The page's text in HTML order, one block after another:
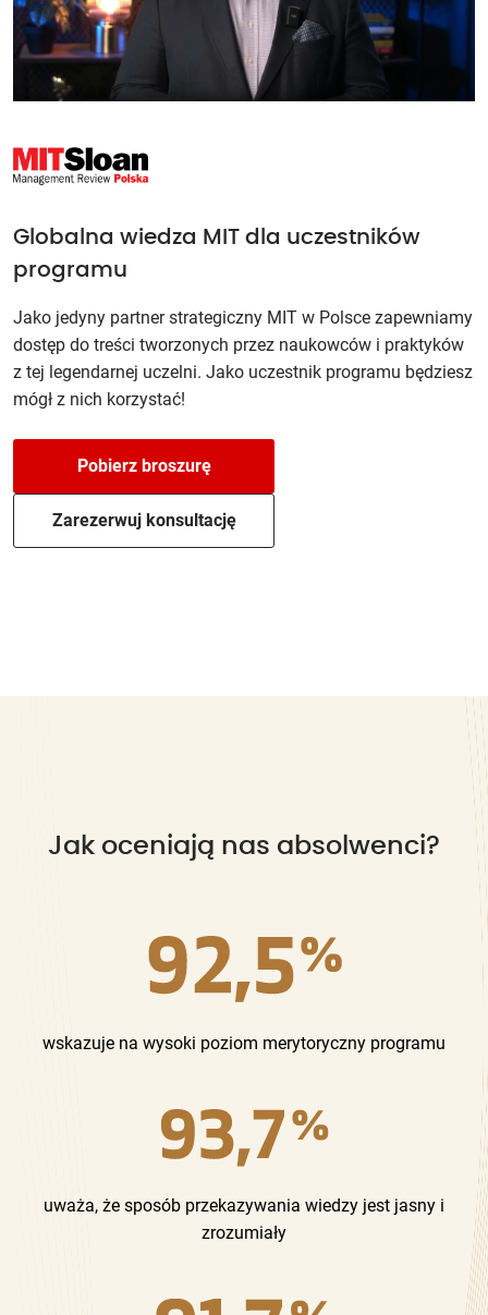
Globalna wiedza MIT dla uczestników
programu
Jako jedyny partner strategiczny MIT w Polsce zapewniamy
dostęp do treści tworzonych przez naukowców i praktyków
z tej legendarnej uczelni. Jako uczestnik programu będziesz
mógł z nich korzystać!
Pobierz broszurę
Zarezerwuj konsultację
Jak oceniają nas absolwenci?
wskazuje na wysoki poziom merytoryczny programu
uważa, że sposób przekazywania wiedzy jest jasny i
zrozumiały